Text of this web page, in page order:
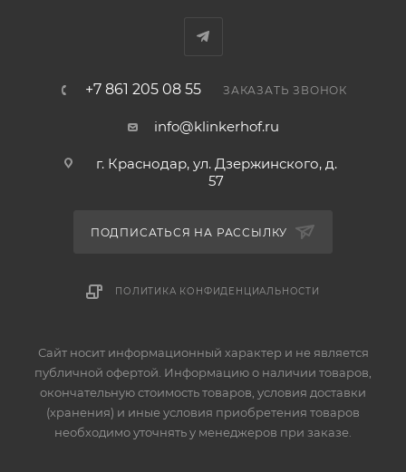
+7 861 205 08 55 ЗАКАЗАТЬ ЗВОНОК
info@klinkerhof.ru
г. Краснодар, ул. Дзержинского, д.
57
ПОДПИСАТЬСЯ НА РАССЫЛКУ
ПОЛИТИКА КОНФИДЕНЦИАЛЬНОСТИ
Сайт носит информационный характер и не является
публичной офертой. Информацию о наличии товаров,
окончательную стоимость товаров, условия доставки
(хранения) и иные условия приобретения товаров
необходимо уточнять у менеджеров при заказе.